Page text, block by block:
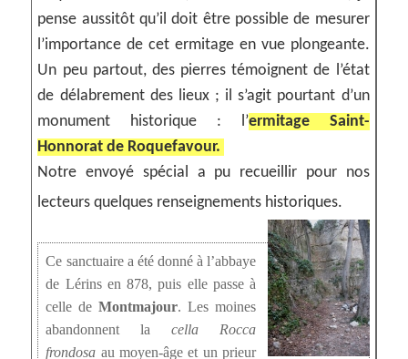
pense aussitôt qu’il doit être possible de mesurer
l’importance de cet ermitage en vue plongeante.
Un peu partout, des pierres témoignent de l’état
de délabrement des lieux ; il s’agit pourtant d’un
monument historique : l’ermitage Saint-
Honnorat de Roquefavour.
Notre envoyé spécial a pu recueillir pour nos
lecteurs quelques renseignements historiques.
Ce sanctuaire a été donné à l’abbaye
de Lérins en 878, puis elle passe à
celle deMontmajour. Les moines
abandonnent lacella Rocca
frondosa au moyen-âge et un prieur